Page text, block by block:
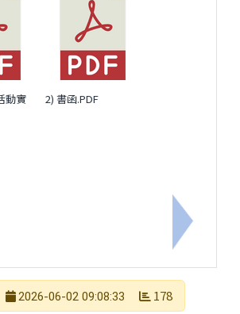
公務人員退休撫卹基金管理局公告114
動實 2) 書函.PDF
下一筆：
2026-06-02 09:08:33 178